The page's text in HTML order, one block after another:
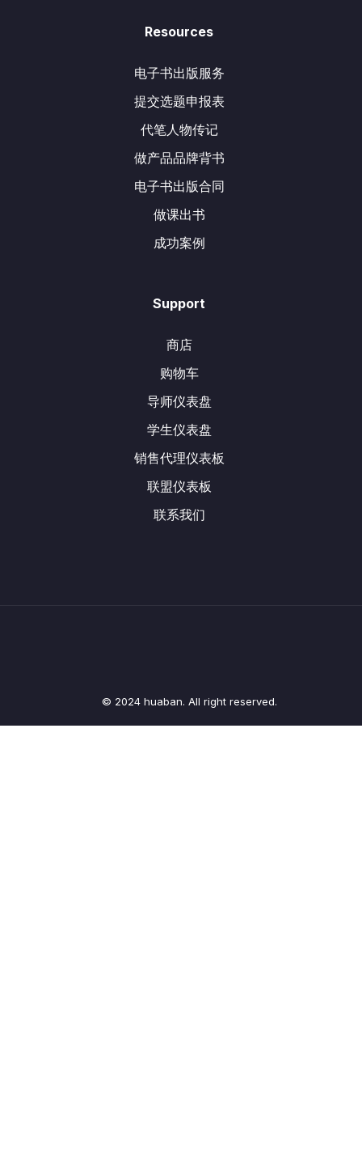
Resources
电子书出版服务
提交选题申报表
代笔人物传记
做产品品牌背书
电子书出版合同
做课出书
成功案例
Support
商店
购物车
导师仪表盘
学生仪表盘
销售代理仪表板
联盟仪表板
联系我们
© 2024 huaban. All right reserved.